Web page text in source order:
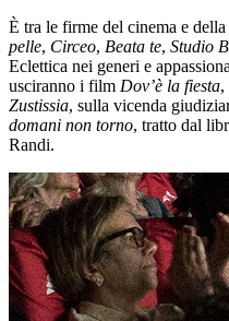
È tra le firme del cinema e
pelle, Circeo, Beata te, Studio
Eclettica nei generi e
usciranno i film Dov’è la fiesta,
Zustissia, sulla vicenda
domani non torno, tratto dal
Randi.